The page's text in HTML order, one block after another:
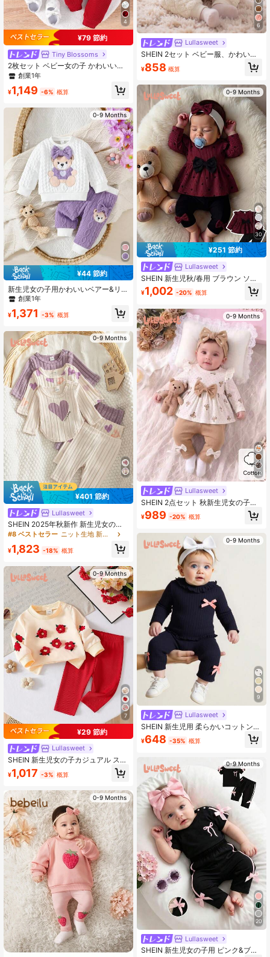
4
¥79 節約
Tiny BIossoms
2枚セット ベビー女の子 かわいい水
玉柄 長袖ロンパース & パンツセット
創業1年
¥1,149 -6% 概算
0-9 Months
¥44 節約
新生児女の子用かわいいベアー&リボ
ン フロック刺繍長袖トップ、コント
点セットアウトフィット
創業1年
¥1,371 -3% 概算
0-9 Months
¥401 節約
Lullasweet
SHEIN 2025年秋新作 新生児女の子
6点セット ハート柄&無地ラウンドネ
ュアル長ズボン、3着分のアウトフィ
#8 ベストセラー ニット生地 新生児セット
¥1,823 -18% 概算
0-9 Months
7
¥29 節約
Lullasweet
SHEIN 新生児女の子カジュアル スウ
ィート 3Dフラワースウェットシャツ
とピンクリブパンツセット
¥1,017 -3% 概算
0-9 Months
6
Lullasweet
SHEIN 2セット ベビー服、かわいい
クマの頭パターンのスウェットシャ
ツとファジーな長ズボン、愛らし
¥858 概算
0-9 Months
30
¥251 節約
Lullasweet
SHEIN 新生児秋/春用 ブラウン ソフ
ト ハート総柄 ブラックリボンアクセ
ント ニットパフスリーブプルオーバ
スキニーパンツ 2点セット、お出か
け、カジュアル、スポーツ、クリス
マスパーティーに適しています
¥1,002 -20% 概算
0-9 Months
12
Lullasweet
SHEIN 2点セット 秋新生児女の子用
白ポルカドット柄 長袖ニットセータ
ー&スキニーパンツ
¥989 -20% 概算
0-9 Months
9
Lullasweet
SHEIN 新生児用 柔らかいコットンク
ルーネック リボンデコレーション 長
袖トップ&パンツセット、快適で肌触
¥648 -35% 概算
0-9 Months
20
Lullasweet
SHEIN 新生児女の子用 ピンク&ブラ